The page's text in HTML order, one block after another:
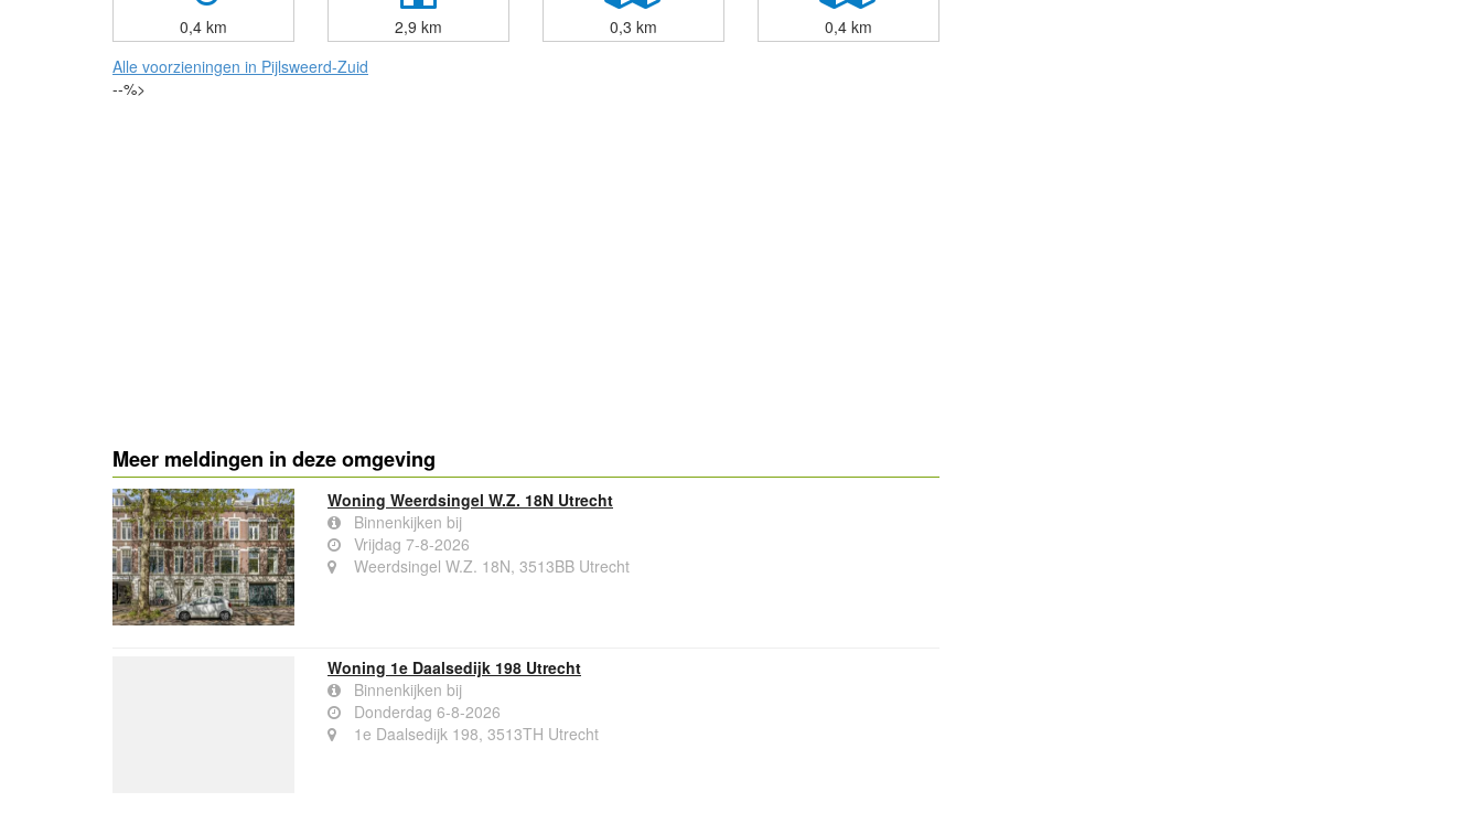
0,4 km 2,9 km 0,3 km
0,4 km
Alle voorzieningen in Pijlsweerd-Zuid
--%>
Meer meldingen in deze omgeving
Woning Weerdsingel W.Z. 18N Utrecht
Binnenkijken bij
Vrijdag 7-8-2026
Weerdsingel W.Z. 18N, 3513BB Utrecht
Woning 1e Daalsedijk 198 Utrecht
Binnenkijken bij
Donderdag 6-8-2026
1e Daalsedijk 198, 3513TH Utrecht